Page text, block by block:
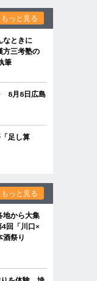
もっと見る
なときに
三考塾の
筆
8月8日広島
足し算
もっと見る
地から大集
回「川口×
酒祭り